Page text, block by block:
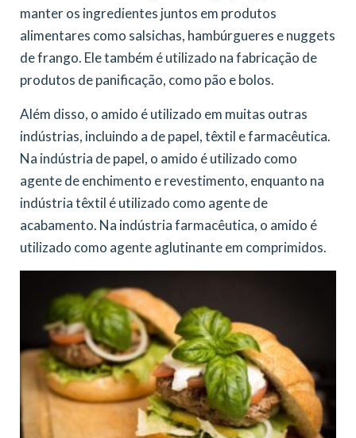
manter os ingredientes juntos em produtos
alimentares como salsichas, hambúrgueres e nuggets
de frango. Ele também é utilizado na fabricação de
produtos de panificação, como pão e bolos.
Além disso, o amido é utilizado em muitas outras
indústrias, incluindo a de papel, têxtil e farmacêutica.
Na indústria de papel, o amido é utilizado como
agente de enchimento e revestimento, enquanto na
indústria têxtil é utilizado como agente de
acabamento. Na indústria farmacêutica, o amido é
utilizado como agente aglutinante em comprimidos.